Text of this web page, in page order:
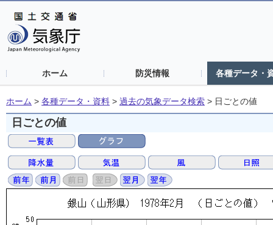
ホーム 防災情報 各種データ・
ホーム > 各種データ・資料 > 過去の気象データ検索 > 日ごとの値
日ごとの値